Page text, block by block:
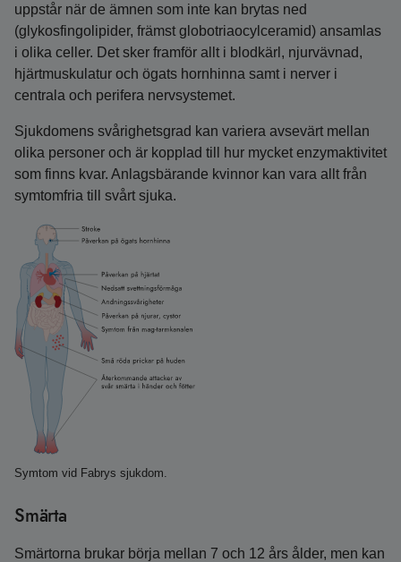
uppstår när de ämnen som inte kan brytas ned
(glykosfingolipider, främst globotriaocylceramid) ansamlas
i olika celler. Det sker framför allt i blodkärl, njurvävnad,
hjärtmuskulatur och ögats hornhinna samt i nerver i
centrala och perifera nervsystemet.
Sjukdomens svårighetsgrad kan variera avsevärt mellan
olika personer och är kopplad till hur mycket enzymaktivitet
som finns kvar. Anlagsbärande kvinnor kan vara allt från
symtomfria till svårt sjuka.
Symtom vid Fabrys sjukdom.
Smärta
Smärtorna brukar börja mellan 7 och 12 års ålder, men kan